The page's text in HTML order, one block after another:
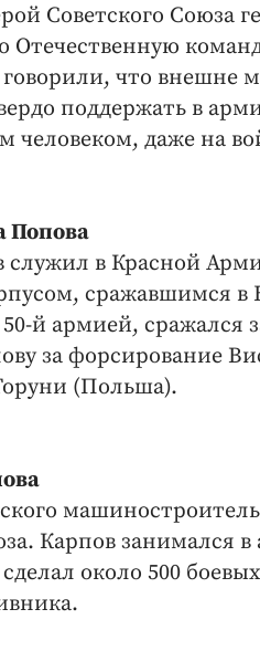
Советского Союза
Отечественную
что внешне
поддержать в
человеком, даже на
Попова
в Красной
сражавшимся в
й армией, сражался
за форсирование
(Польша).
Карпов занимался
около 500